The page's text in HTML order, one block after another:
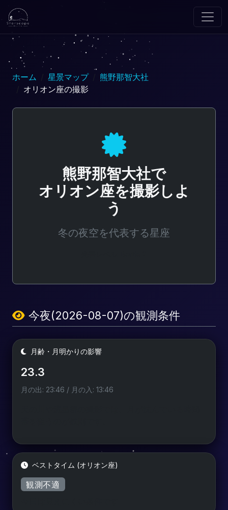
ホーム 星景マップ
熊野那智大社
オリオン座の撮影
熊野那智大社で
オリオン座を撮影しよ
う
冬の夜空を代表する星座
今夜(2026-08-07)の観測条件
月齢・月明かりの影響
23.3
月の出: 23:46 / 月の入: 13:46
ベストタイム (オリオン座)
観測不適